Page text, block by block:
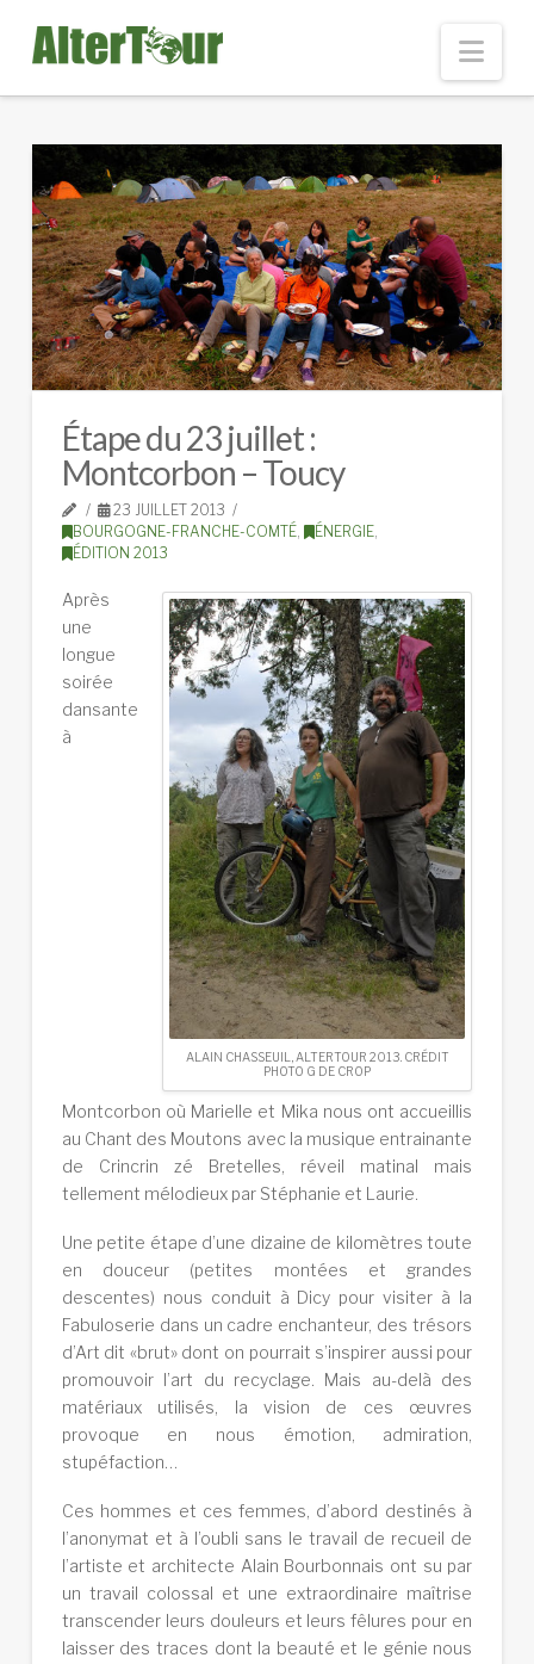
Étape du 23 juillet :
Montcorbon – Toucy
23 JUILLET 2013
BOURGOGNE-FRANCHE-COMTÉ, ÉNERGIE,
ÉDITION 2013
ALAIN CHASSEUIL, ALTERTOUR 2013. CRÉDIT
PHOTO G DE CROP
Après
une
longue
soirée
dansante
à
Montcorbon où Marielle et Mika nous ont accueillis
au Chant des Moutons avec la musique entrainante
de Crincrin zé Bretelles, réveil matinal mais
tellement mélodieux par Stéphanie et Laurie.
Une petite étape d’une dizaine de kilomètres toute
en douceur (petites montées et grandes
descentes) nous conduit à Dicy pour visiter à la
Fabuloserie dans un cadre enchanteur, des trésors
d’Art dit «brut» dont on pourrait s’inspirer aussi pour
promouvoir l’art du recyclage. Mais au-delà des
matériaux utilisés, la vision de ces œuvres
provoque en nous émotion, admiration,
stupéfaction…
Ces hommes et ces femmes, d’abord destinés à
l’anonymat et à l’oubli sans le travail de recueil de
l’artiste et architecte Alain Bourbonnais ont su par
un travail colossal et une extraordinaire maîtrise
transcender leurs douleurs et leurs fêlures pour en
laisser des traces dont la beauté et le génie nous